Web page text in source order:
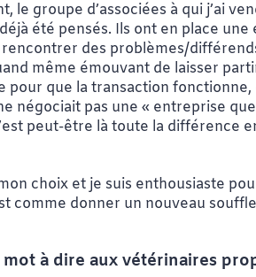
le groupe d’associées à qui j’ai
été pensés. Ils ont en place
des problèmes/
même émouvant de laisser
pour que la transaction
négociait pas une « entreprise
peut-être là toute la différence
choix et je suis enthousiaste
comme donner un nouveau
à dire aux vétérinaires